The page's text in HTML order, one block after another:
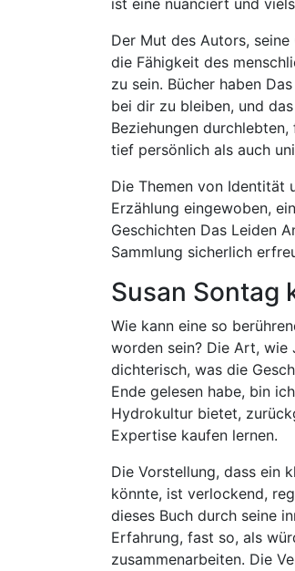
ist eine nuanciert und
Der Mut des Autors,
die Fähigkeit des
zu sein. Bücher haben
bei dir zu bleiben, und
Beziehungen
tief persönlich als auch
Die Themen von Identität
Erzählung eingewoben,
Geschichten Das Leiden
Sammlung sicherlich
Susan Sontag
Wie kann eine so
worden sein? Die Art, wie
dichterisch, was die
Ende gelesen habe, bin
Hydrokultur bietet,
Expertise kaufen lernen.
Die Vorstellung, dass ein
könnte, ist verlockend,
dieses Buch durch seine
Erfahrung, fast so, als
zusammenarbeiten. Die